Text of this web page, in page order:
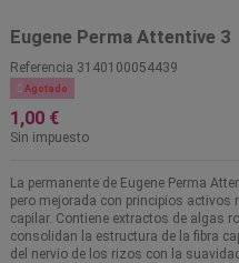
Eugene Perma Attentive 3
Referencia 3140100054439
 Agotado
1,00 €
Sin impuesto
La permanente de Eugene Perma
pero mejorada con principios activos
capilar. Contiene extractos de algas
consolidan la estructura de la fibra
del nervio de los rizos con la